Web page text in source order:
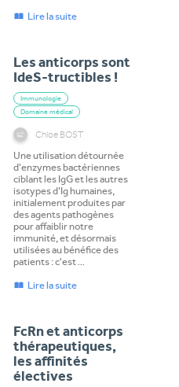
Lire la suite
Les anticorps sont
IdeS-tructibles !
Immunologie
Domaine médical
Chloe BOST
Une utilisation détournée
d'enzymes bactériennes
ciblant les IgG et les autres
isotypes d’Ig humaines,
initialement produites par
des agents pathogènes
pour affaiblir notre
immunité, et désormais
utilisées au bénéfice des
patients : c'est …
Lire la suite
FcRn et anticorps
thérapeutiques,
les affinités
électives